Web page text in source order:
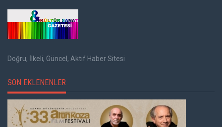
Doğru, İlkeli, Güncel, Aktif Haber Sitesi
SON EKLENENLER